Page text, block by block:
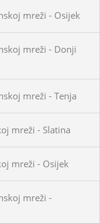
mreži - Osijek
mreži - Donji
mreži - Tenja
mreži - Slatina
mreži - Osijek
mreži -